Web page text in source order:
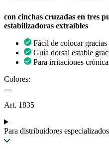
con cinchas cruzadas en tres
estabilizadoras extraíbles
Fácil de colocar gracias
Guía dorsal estable
Para irritaciones
Colores:
Art. 1835
Para distribuidores especializados